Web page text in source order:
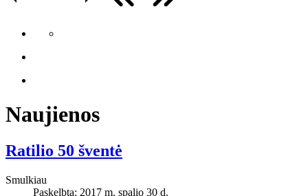
Naujienos
Ratilio 50 šventė
Smulkiau
Paskelbta: 2017 m. spalio 30 d.